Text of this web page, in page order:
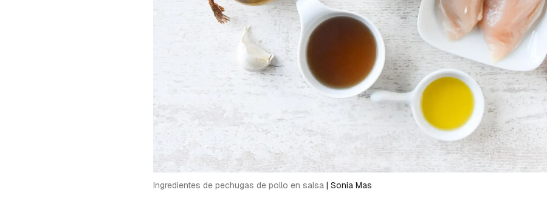
Ingredientes de pechugas de pollo en salsa | Sonia Mas